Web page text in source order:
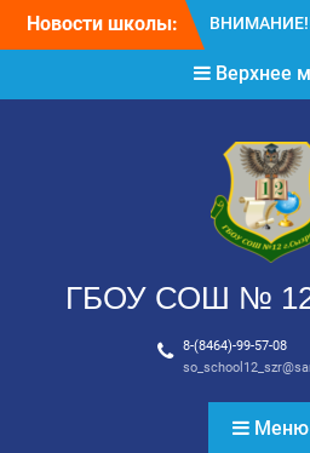
Новости школы:
Верхнее
ГБОУ СОШ № 12
8-(8464)-99-57-08
Меню